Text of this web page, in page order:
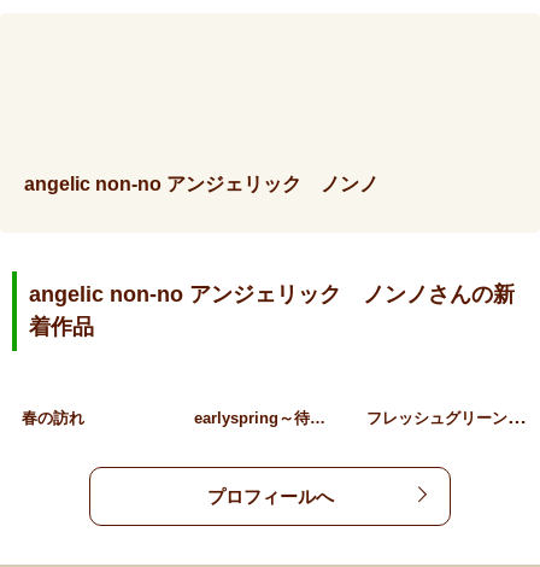
angelic non-no アンジェリック ノンノ
angelic non-no アンジェリック ノンノさんの新
着作品
春の訪れ earlyspring～待… フ
レッシュグリーンデザイン
プロフィールへ